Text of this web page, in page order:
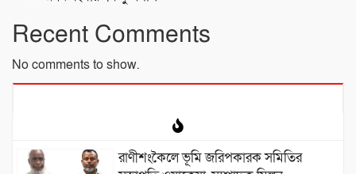
Recent Comments
No comments to show.
রাণীশংকৈলে ভূমি জরিপকারক সমিতির